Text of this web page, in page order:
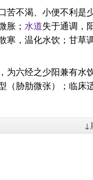
不渴、小便不利
胀； 水道失于通调，
，温化水饮；甘
六经之少阳兼有
胁肋微张）；临床
↓